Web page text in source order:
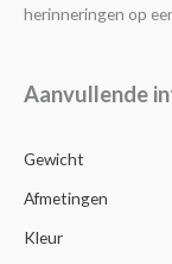
herinneringen op
Aanvullende
Gewicht
Afmetingen
Kleur